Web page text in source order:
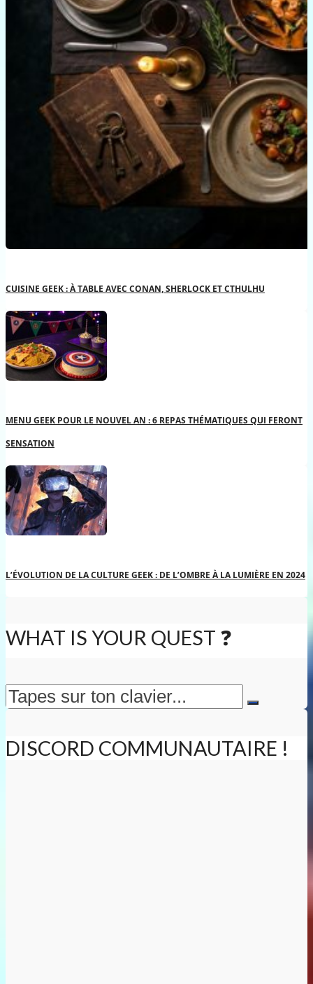
CUISINE GEEK : À TABLE AVEC CONAN, SHERLOCK ET CTHULHU
MENU GEEK POUR LE NOUVEL AN : 6 REPAS THÉMATIQUES QUI FERONT
SENSATION
L’ÉVOLUTION DE LA CULTURE GEEK : DE L’OMBRE À LA LUMIÈRE EN 2024
WHAT IS YOUR QUEST ❓
DISCORD COMMUNAUTAIRE !